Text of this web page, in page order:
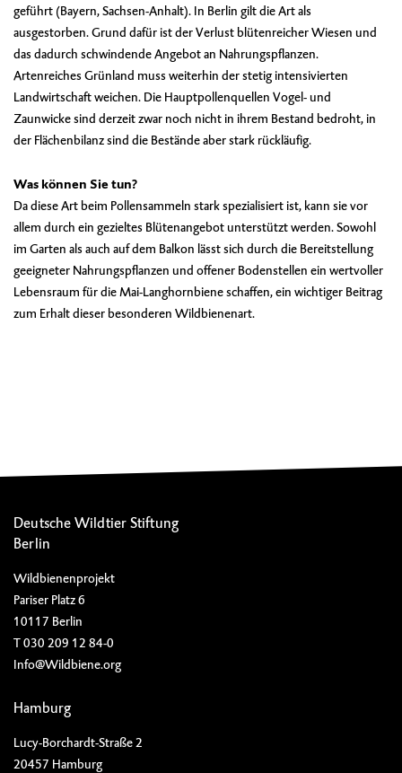
geführt (Bayern, Sachsen-Anhalt). In Berlin gilt die Art als
ausgestorben. Grund dafür ist der Verlust blütenreicher Wiesen und
das dadurch schwindende Angebot an Nahrungspflanzen.
Artenreiches Grünland muss weiterhin der stetig intensivierten
Landwirtschaft weichen. Die Hauptpollenquellen Vogel- und
Zaunwicke sind derzeit zwar noch nicht in ihrem Bestand bedroht, in
der Flächenbilanz sind die Bestände aber stark rückläufig.
Was können Sie tun?
Da diese Art beim Pollensammeln stark spezialisiert ist, kann sie vor
allem durch ein gezieltes Blütenangebot unterstützt werden. Sowohl
im Garten als auch auf dem Balkon lässt sich durch die Bereitstellung
geeigneter Nahrungspflanzen und offener Bodenstellen ein wertvoller
Lebensraum für die Mai-Langhornbiene schaffen, ein wichtiger Beitrag
zum Erhalt dieser besonderen Wildbienenart.
Deutsche Wildtier Stiftung
Berlin
Wildbienenprojekt
Pariser Platz 6
10117 Berlin
T 030 209 12 84-0
Info@Wildbiene.org
Hamburg
Lucy-Borchardt-Straße 2
20457 Hamburg